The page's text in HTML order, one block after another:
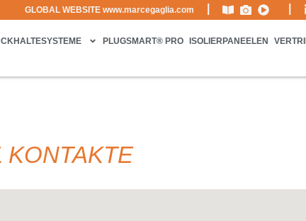
GLOBAL WEBSITE www.marcegaglia.com
PLUGSMART® PRO ISOLIERPANEELEN
KONTAKTE